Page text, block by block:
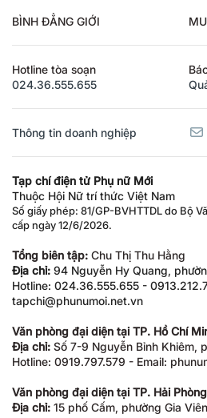
BÌNH ĐẲNG GIỚI
Hotline tòa soạn
024.36.555.655
Thông tin doanh nghiệp
Tạp chí điện tử Phụ nữ Mới
Thuộc Hội Nữ trí thức Việt Nam
Số giấy phép: 81/GP-BVHTTDL do Bộ
cấp ngày 12/6/2026.
Tổng biên tập: Chu Thị Thu Hằng
Địa chỉ: 94 Nguyễn Hy Quang,
Hotline: 024.36.555.655 -
tapchi@phunumoi.net.vn
Văn phòng đại diện tại TP. Hồ Chí
Địa chỉ: Số 7-9 Nguyễn Bỉnh Khiêm,
Hotline: 0919.797.579 - Email:
Văn phòng đại diện tại TP. Hải Phòng
Địa chỉ: 15 phố Cấm, phường Gia